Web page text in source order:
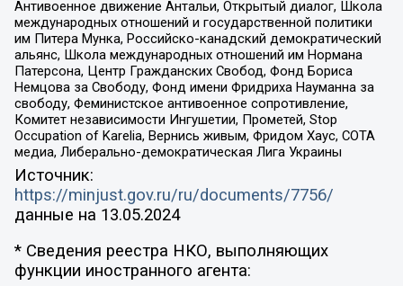
Антивоенное движение Антальи, Открытый диалог, Школа
международных отношений и государственной политики
им Питера Мунка, Российско-канадский демократический
альянс, Школа международных отношений им Нормана
Патерсона, Центр Гражданских Свобод, Фонд Бориса
Немцова за Свободу, Фонд имени Фридриха Науманна за
свободу, Феминистское антивоенное сопротивление,
Комитет независимости Ингушетии, Прометей, Stop
Occupation of Karelia, Вернись живым, Фридом Хаус, СОТА
медиа, Либерально-демократическая Лига Украины
Источник:
https://minjust.gov.ru/ru/documents/7756/
данные на 13.05.2024
* Сведения реестра НКО, выполняющих
функции иностранного агента: